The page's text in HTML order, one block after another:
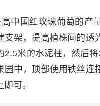
中国红玫瑰葡萄的产
支架，提高植株间的透
2.5米的水泥柱，然后
园中，顶部使用铁丝连
可。